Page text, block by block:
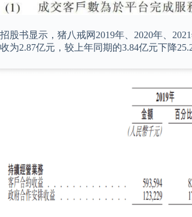
招股书显示，猪八戒网2019年、2020年、
收为2.87亿元，较上年同期的3.84亿元下降